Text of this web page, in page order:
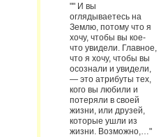
"" И вы
оглядываетесь на
Землю, потому что я
хочу, чтобы вы кое-
что увидели. Главное,
что я хочу, чтобы вы
осознали и увидели,
— это атрибуты тех,
кого вы любили и
потеряли в своей
жизни, или друзей,
которые ушли из
жизни. Возможно,…"